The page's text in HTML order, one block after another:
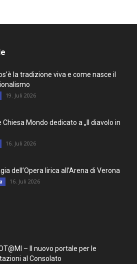
la tradizione viva e come nasce il
19. Juli 2026
Chiesa Mondo dedicato a „Il diavolo in
16. Juli 2026
dell’Opera lirica all’Arena di Verona
16. Juli 2026
– Il nuovo portale per le
al Consolato